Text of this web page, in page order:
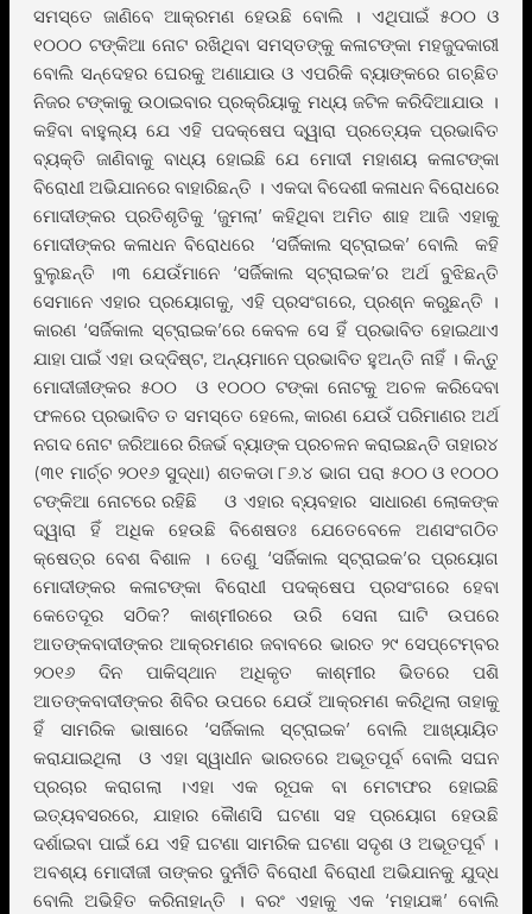
ସମସ୍ତେ ଜାଣିବେ ଆକ୍ରମଣ ହେଉଛି ବୋଲି । ଏଥିପାଇଁ ୫୦୦ ଓ
୧୦୦୦ ଟଙ୍କିଆ ନୋଟ ରଖିଥିବା ସମସ୍ତଙ୍କୁ କଳାଟଙ୍କା ମହଜୁଦକାରୀ
ବୋଲି ସନ୍ଦେହର ଘେରକୁ ଅଣାଯାଉ ଓ ଏପରିକି ବ୍ୟାଙ୍କରେ ଗଚ୍ଛିତ
ନିଜର ଟଙ୍କାକୁ ଉଠାଇବାର ପ୍ରକ୍ରିୟାକୁ ମଧ୍ୟ ଜଟିଳ କରିଦିଆଯାଉ ।
କହିବା ବାହୁଲ୍ୟ ଯେ ଏହି ପଦକ୍ଷେପ ଦ୍ୱାରା ପ୍ରତ୍ୟେକ ପ୍ରଭାବିତ
ବ୍ୟକ୍ତି ଜାଣିବାକୁ ବାଧ୍ୟ ହୋଇଛି ଯେ ମୋଦୀ ମହାଶୟ କଳାଟଙ୍କା
ବିରୋଧୀ ଅଭିଯାନରେ ବାହାରିଛନ୍ତି । ଏକଦା ବିଦେଶୀ କଳାଧନ ବିରୋଧରେ
ମୋଦୀଙ୍କର ପ୍ରତିଶୃତିକୁ ‘ଜୁମଲା’ କହିଥିବା ଅମିତ ଶାହ ଆଜି ଏହାକୁ
ମୋଦୀଙ୍କର କଳାଧନ ବିରୋଧରେ ‘ସର୍ଜିକାଲ ସ୍ଟ୍ରାଇକ’ ବୋଲି କହି
ବୁଲୁଛନ୍ତି ।୩ ଯେଉଁମାନେ ‘ସର୍ଜିକାଲ ସ୍ଟ୍ରାଇକ’ର ଅର୍ଥ ବୁଝିଛନ୍ତି
ସେମାନେ ଏହାର ପ୍ରୟୋଗକୁ, ଏହି ପ୍ରସଂଗରେ, ପ୍ରଶ୍ନ କରୁଛନ୍ତି ।
କାରଣ ‘ସର୍ଜିକାଲ ସ୍ଟ୍ରାଇକ’ରେ କେବଳ ସେ ହିଁ ପ୍ରଭାବିତ ହୋଇଥାଏ
ଯାହା ପାଇଁ ଏହା ଉଦ୍ଦିଷ୍ଟ, ଅନ୍ୟମାନେ ପ୍ରଭାବିତ ହୁଅନ୍ତି ନାହିଁ । କିନ୍ତୁ
ମୋଦୀଜୀଙ୍କର ୫୦୦ ଓ ୧୦୦୦ ଟଙ୍କା ନୋଟକୁ ଅଚଳ କରିଦେବା
ଫଳରେ ପ୍ରଭାବିତ ତ ସମସ୍ତେ ହେଲେ, କାରଣ ଯେଉଁ ପରିମାଣର ଅର୍ଥ
ନଗଦ ନୋଟ ଜରିଆରେ ରିଜର୍ଭ ବ୍ୟାଙ୍କ ପ୍ରଚଳନ କରାଇଛନ୍ତି ତାହାର୪
(୩୧ ମାର୍ଚ୍ଚ ୨୦୧୬ ସୁଦ୍ଧା) ଶତକଡା ୮୬.୪ ଭାଗ ପରା ୫୦୦ ଓ ୧୦୦୦
ଟଙ୍କିଆ ନୋଟରେ ରହିଛି ଓ ଏହାର ବ୍ୟବହାର ସାଧାରଣ ଲୋକଙ୍କ
ଦ୍ୱାରା ହିଁ ଅଧିକ ହେଉଛି ବିଶେଷତଃ ଯେତେବେଳେ ଅଣସଂଗଠିତ
କ୍ଷେତ୍ର ବେଶ ବିଶାଳ । ତେଣୁ ‘ସର୍ଜିକାଲ ସ୍ଟ୍ରାଇକ’ର ପ୍ରୟୋଗ
ମୋଦୀଙ୍କର କଳାଟଙ୍କା ବିରୋଧୀ ପଦକ୍ଷେପ ପ୍ରସଂଗରେ ହେବା
କେତେଦୂର ସଠିକ? କାଶ୍ମୀରରେ ଉରି ସେନା ଘାଟି ଉପରେ
ଆତଙ୍କବାଦୀଙ୍କର ଆକ୍ରମଣର ଜବାବରେ ଭାରତ ୨୯ ସେପ୍ଟେମ୍ବର
୨୦୧୬ ଦିନ ପାକିସ୍ଥାନ ଅଧିକୃତ କାଶ୍ମୀର ଭିତରେ ପଶି
ଆତଙ୍କବାଦୀଙ୍କର ଶିବିର ଉପରେ ଯେଉଁ ଆକ୍ରମଣ କରିଥିଲା ତାହାକୁ
ହିଁ ସାମରିକ ଭାଷାରେ ‘ସର୍ଜିକାଲ ସ୍ଟ୍ରାଇକ’ ବୋଲି ଆଖ୍ୟାୟିତ
କରାଯାଇଥିଲା ଓ ଏହା ସ୍ୱାଧୀନ ଭାରତରେ ଅଭୂତପୂର୍ବ ବୋଲି ସଘନ
ପ୍ରଚାର କରାଗଲା ।ଏହା ଏକ ରୂପକ ବା ମେଟାଫର ହୋଇଛି
ଇତ୍ୟବସରରେ, ଯାହାର କୈାଣସି ଘଟଣା ସହ ପ୍ରୟୋଗ ହେଉଛି
ଦର୍ଶାଇବା ପାଇଁ ଯେ ଏହି ଘଟଣା ସାମରିକ ଘଟଣା ସଦୃଶ ଓ ଅଭୂତପୂର୍ବ ।
ଅବଶ୍ୟ ମୋଦୀଜୀ ତାଙ୍କର ଦୁର୍ନୀତି ବିରୋଧୀ ବିରୋଧୀ ଅଭିଯାନକୁ ଯୁଦ୍ଧ
ବୋଲି ଅଭିହିତ କରିନାହାନ୍ତି । ବରଂ ଏହାକୁ ଏକ ‘ମହାଯଜ୍ଞ’ ବୋଲି